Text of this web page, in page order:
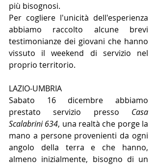
più bisognosi.
Per cogliere l'unicità dell'esperienza
abbiamo raccolto alcune brevi
testimonianze dei giovani che hanno
vissuto il weekend di servizio nel
proprio territorio.
LAZIO-UMBRIA
Sabato 16 dicembre abbiamo
prestato servizio presso Casa
Scalabrini 634, una realtà che porge la
mano a persone provenienti da ogni
angolo della terra e che hanno,
almeno inizialmente, bisogno di un